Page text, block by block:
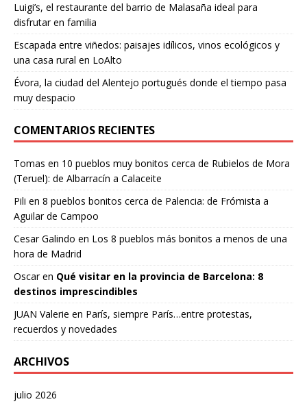
Luigi’s, el restaurante del barrio de Malasaña ideal para
disfrutar en familia
Escapada entre viñedos: paisajes idílicos, vinos ecológicos y
una casa rural en LoAlto
Évora, la ciudad del Alentejo portugués donde el tiempo pasa
muy despacio
COMENTARIOS RECIENTES
Tomas en 10 pueblos muy bonitos cerca de Rubielos de Mora
(Teruel): de Albarracín a Calaceite
Pili en 8 pueblos bonitos cerca de Palencia: de Frómista a
Aguilar de Campoo
Cesar Galindo en Los 8 pueblos más bonitos a menos de una
hora de Madrid
Oscaren Qué visitar en la provincia de Barcelona: 8
destinos imprescindibles
JUAN Valerie en París, siempre París…entre protestas,
recuerdos y novedades
ARCHIVOS
julio 2026